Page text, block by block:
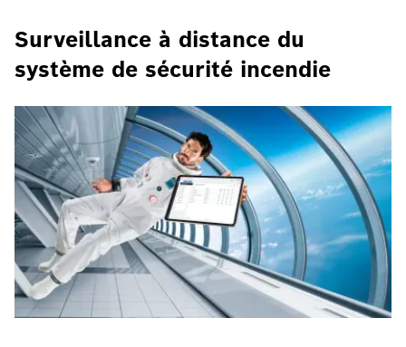
Surveillance à distance du
système de sécurité incendie